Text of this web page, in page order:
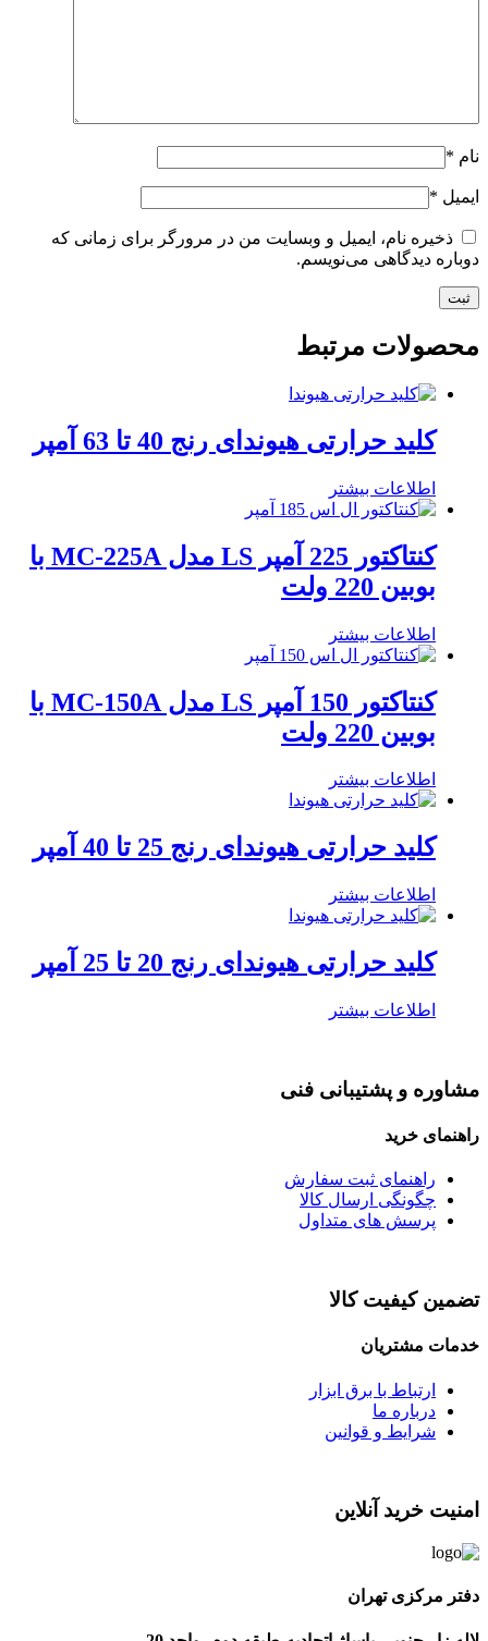
نام *
ایمیل *
ذخیره نام، ایمیل و وبسایت من در مرورگر برای زمانی که
دوباره دیدگاهی می‌نویسم.
محصولات مرتبط
کلید حرارتی هیوندای رنج 40 تا 63 آمپر
اطلاعات بیشتر
کنتاکتور 225 آمپر LS مدل MC-225A با
بوبین 220 ولت
اطلاعات بیشتر
کنتاکتور 150 آمپر LS مدل MC-150A با
بوبین 220 ولت
اطلاعات بیشتر
کلید حرارتی هیوندای رنج 25 تا 40 آمپر
اطلاعات بیشتر
کلید حرارتی هیوندای رنج 20 تا 25 آمپر
اطلاعات بیشتر
مشاوره و پشتیبانی فنی
راهنمای خرید
راهنمای ثبت سفارش
چگونگی ارسال کالا
پرسش های متداول
تضمین کیفیت کالا
خدمات مشتریان
ارتباط با برق ابزار
درباره ما
شرایط و قوانین
امنیت خرید آنلاین
دفتر مرکزی تهران